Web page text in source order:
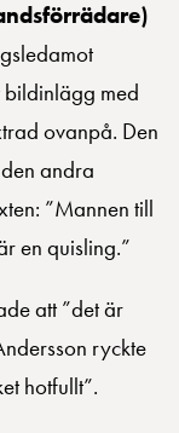
bildinlägg med
ovanpå. Den
andra
”Mannen till
en quisling.”
att ”det är
ryckte
hotfullt”.